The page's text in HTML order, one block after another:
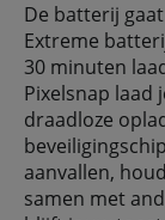
De batterij
Extreme
30 minuten
Pixelsnap laad
draadloze
aanvallen,
samen met